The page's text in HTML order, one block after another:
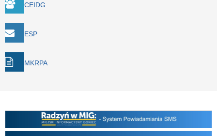
CEIDG
ESP
MKRPA